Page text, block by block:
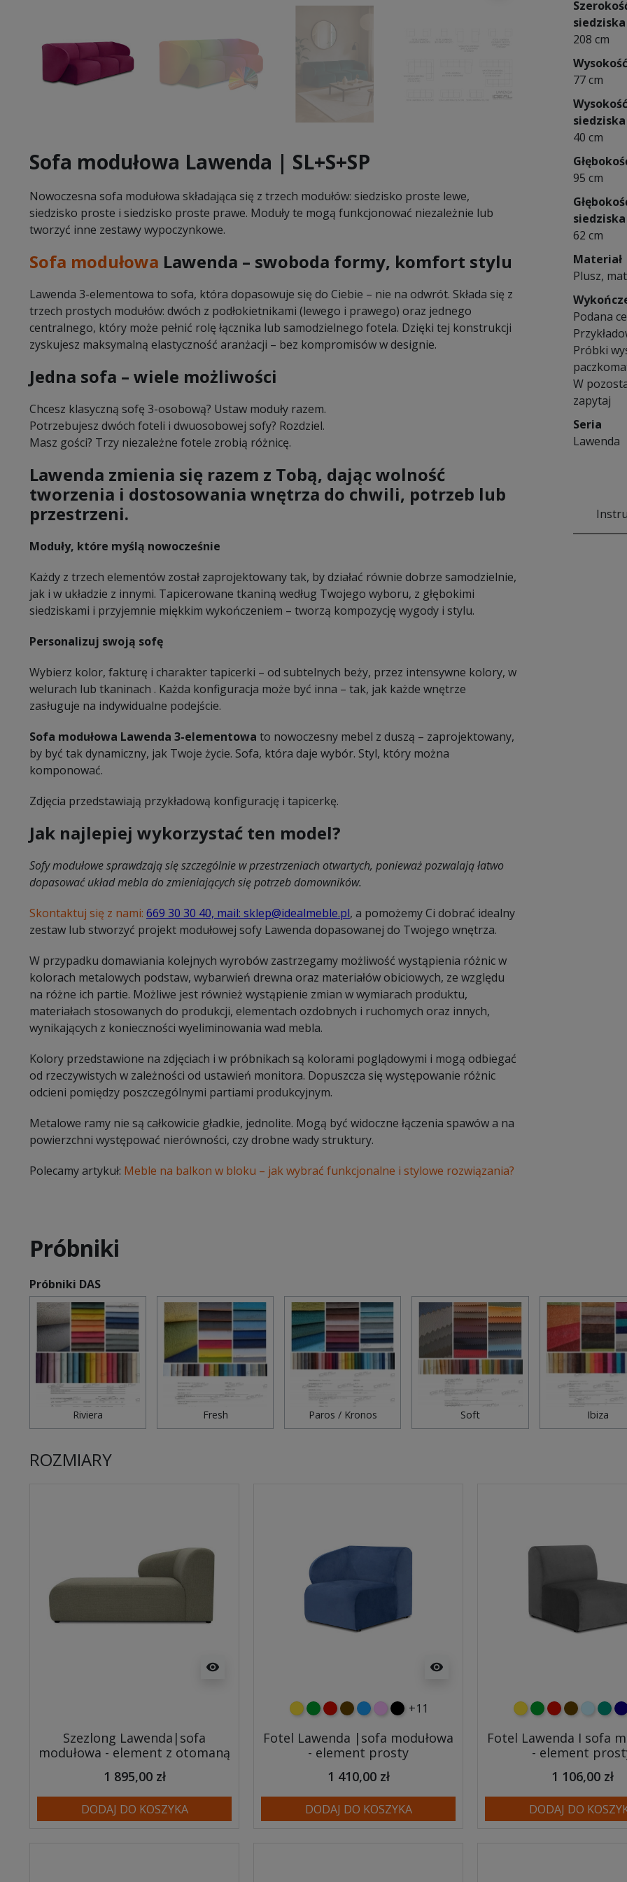
Sofa modułowa Lawenda | SL+S+SP
Nowoczesna sofa modułowa składająca się z trzech modułów: siedzisko proste lewe,
siedzisko proste i siedzisko proste prawe. Moduły te mogą funkcjonować niezależnie lub
tworzyć inne zestawy wypoczynkowe.
Sofa modułowa Lawenda – swoboda formy, komfort stylu
Lawenda 3-elementowa to sofa, która dopasowuje się do Ciebie – nie na odwrót. Składa się z
trzech prostych modułów: dwóch z podłokietnikami (lewego i prawego) oraz jednego
centralnego, który może pełnić rolę łącznika lub samodzielnego fotela. Dzięki tej konstrukcji
zyskujesz maksymalną elastyczność aranżacji – bez kompromisów w designie.
Jedna sofa – wiele możliwości
Chcesz klasyczną sofę 3-osobową? Ustaw moduły razem.
Potrzebujesz dwóch foteli i dwuosobowej sofy? Rozdziel.
Masz gości? Trzy niezależne fotele zrobią różnicę.
Lawenda zmienia się razem z Tobą, dając wolność
tworzenia i dostosowania wnętrza do chwili, potrzeb lub
przestrzeni.
Moduły, które myślą nowocześnie
Każdy z trzech elementów został zaprojektowany tak, by działać równie dobrze samodzielnie,
jak i w układzie z innymi. Tapicerowane tkaniną według Twojego wyboru, z głębokimi
siedziskami i przyjemnie miękkim wykończeniem – tworzą kompozycję wygody i stylu.
Personalizuj swoją sofę
Wybierz kolor, fakturę i charakter tapicerki – od subtelnych beży, przez intensywne kolory, w
welurach lub tkaninach . Każda konfiguracja może być inna – tak, jak każde wnętrze
zasługuje na indywidualne podejście.
Sofa modułowa Lawenda 3-elementowa to nowoczesny mebel z duszą – zaprojektowany,
by być tak dynamiczny, jak Twoje życie. Sofa, która daje wybór. Styl, który można
komponować.
Zdjęcia przedstawiają przykładową konfigurację i tapicerkę.
Jak najlepiej wykorzystać ten model?
Sofy modułowe sprawdzają się szczególnie w przestrzeniach otwartych, ponieważ pozwalają łatwo
dopasować układ mebla do zmieniających się potrzeb domowników.
Skontaktuj się z nami: 669 30 30 40, mail: sklep@idealmeble.pl, a pomożemy Ci dobrać idealny
zestaw lub stworzyć projekt modułowej sofy Lawenda dopasowanej do Twojego wnętrza.
W przypadku domawiania kolejnych wyrobów zastrzegamy możliwość wystąpienia różnic w
kolorach metalowych podstaw, wybarwień drewna oraz materiałów obiciowych, ze względu
na różne ich partie. Możliwe jest również wystąpienie zmian w wymiarach produktu,
materiałach stosowanych do produkcji, elementach ozdobnych i ruchomych oraz innych,
wynikających z konieczności wyeliminowania wad mebla.
Kolory przedstawione na zdjęciach i w próbnikach są kolorami poglądowymi i mogą odbiegać
od rzeczywistych w zależności od ustawień monitora. Dopuszcza się występowanie różnic
odcieni pomiędzy poszczególnymi partiami produkcyjnym.
Metalowe ramy nie są całkowicie gładkie, jednolite. Mogą być widoczne łączenia spawów a na
powierzchni występować nierówności, czy drobne wady struktury.
Polecamy artykuł: Meble na balkon w bloku – jak wybrać funkcjonalne i stylowe rozwiązania?
siedziska
208 cm
Wysokość
77 cm
Wysokość
siedziska
40 cm
95 cm
siedziska
62 cm
Materiał
Plusz,
Podana
Próbki
W
zapytaj
Seria
Lawenda
Próbniki
Próbniki DAS
Riviera Fresh Paros / Kronos Soft Ibiza
ROZMIARY
visibility
Szezlong Lawenda|sofa
modułowa - element z otomaną
1 895,00 zł
DODAJ DO KOSZYKA
visibility
żółtyzielonyczerwony
czekoladowy
niebieski
różowy
czarny
+11
Fotel Lawenda |sofa modułowa
- element prosty
1 410,00 zł
DODAJ DO KOSZYKA
żółtyzielonyczerwonybłękitny
Fotel Lawenda I sofa
- element
1 106,00 zł
DODAJ DO